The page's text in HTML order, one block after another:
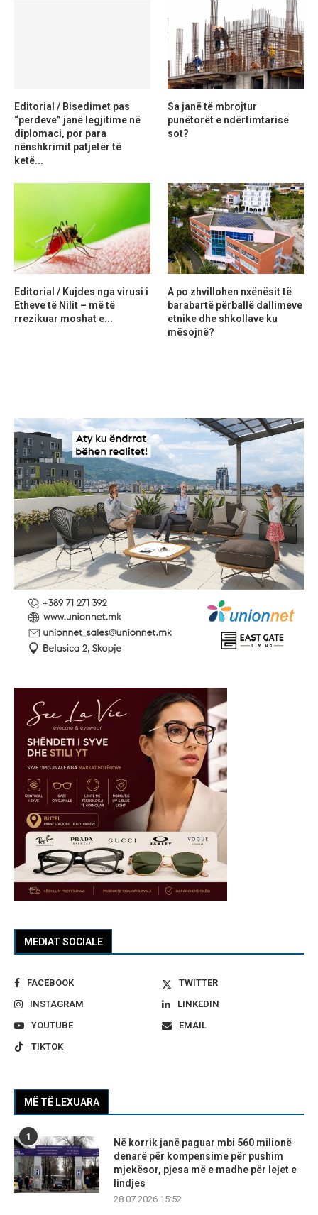
MEDIAT SOCIALE
FACEBOOK
TWITTER
INSTAGRAM
LINKEDIN
YOUTUBE
EMAIL
TIKTOK
MË TË LEXUARA
1
Në korrik janë paguar mbi 560 milionë
denarë për kompensime për pushim
mjekësor, pjesa më e madhe për lejet e
lindjes
28.07.2026 15:52
Editorial / Bisedimet pas
“perdeve” janë legjitime në
diplomaci, por para
nënshkrimit patjetër të
ketë...
Sa janë të mbrojtur
punëtorët e ndërtimtarisë
sot?
Editorial / Kujdes nga virusi i
Etheve të Nilit – më të
rrezikuar moshat e...
A po zhvillohen nxënësit të
barabartë përballë dallimeve
etnike dhe shkollave ku
mësojnë?